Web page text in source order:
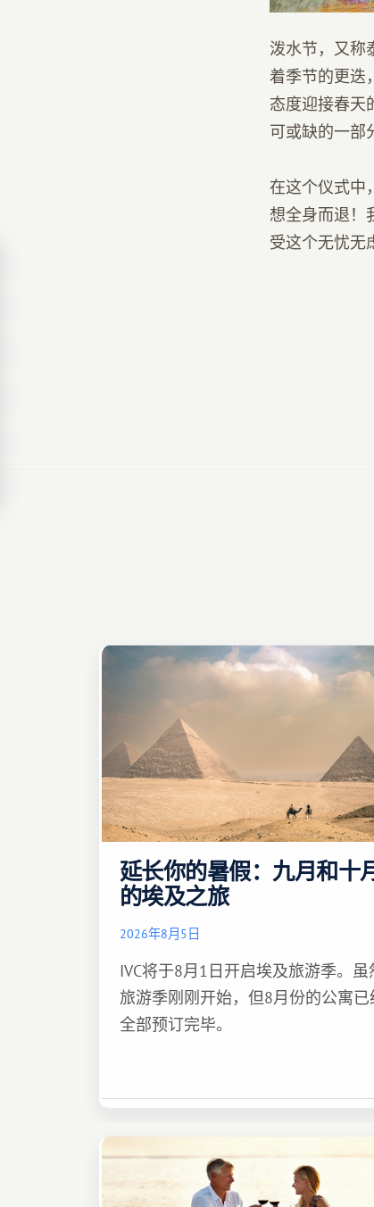
泼水节，又称
着季节的更迭
态度迎接春天
可或缺的一部
在这个仪式中
想全身而退！
受这个无忧无
延长你的暑假：九月和十
的埃及之旅
2026年8月5日
IVC将于8月1日开启埃及旅游季。虽
旅游季刚刚开始，但8月份的公寓已
全部预订完毕。